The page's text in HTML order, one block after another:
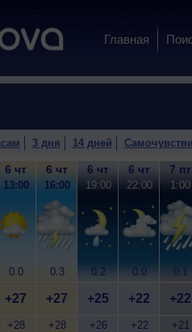
Главная
3 дня 14 дней
6 чт
13:00
0.0
+27
+28
6 чт
16:00
0.3
+27
+28
6 чт
19:00
0.2
+25
+26
6 чт
22:00
0.0
+22
+22
7 пт
1:00
0.1
+22
+21